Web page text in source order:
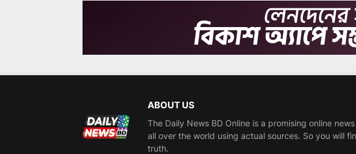
ABOUT US
The Daily News BD Online is a promising online
all over the world using actual sources. So you will
truth.